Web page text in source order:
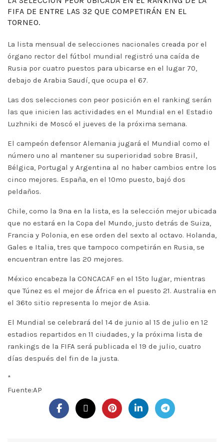
FIFA DE ENTRE LAS 32 QUE COMPETIRÁN EN EL
TORNEO.
La lista mensual de selecciones nacionales creada por el
órgano rector del fútbol mundial registró una caída de
Rusia por cuatro puestos para ubicarse en el lugar 70,
debajo de Arabia Saudí, que ocupa el 67.
Las dos selecciones con peor posición en el ranking serán
las que inicien las actividades en el Mundial en el Estadio
Luzhniki de Moscó el jueves de la próxima semana.
El campeón defensor Alemania jugará el Mundial como el
número uno al mantener su superioridad sobre Brasil,
Bélgica, Portugal y Argentina al no haber cambios entre los
cinco mejores. España, en el 10mo puesto, bajó dos
peldaños.
Chile, como la 9na en la lista, es la selección mejor ubicada
que no estará en la Copa del Mundo, justo detrás de Suiza,
Francia y Polonia, en ese orden del sexto al octavo. Holanda,
Gales e Italia, tres que tampoco competirán en Rusia, se
encuentran entre las 20 mejores.
México encabeza la CONCACAF en el 15to lugar, mientras
que Túnez es el mejor de África en el puesto 21. Australia en
el 36to sitio representa lo mejor de Asia.
El Mundial se celebrará del 14 de junio al 15 de julio en 12
estadios repartidos en 11 ciudades, y la próxima lista de
rankings de la FIFA será publicada el 19 de julio, cuatro
días después del fin de la justa.
*
Fuente:AP